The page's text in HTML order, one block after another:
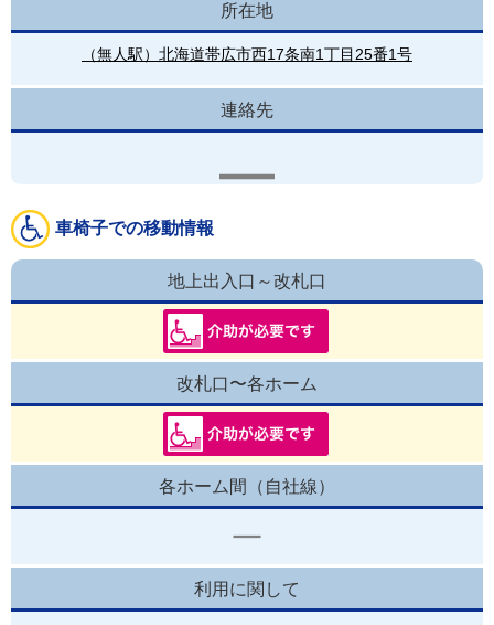
所在地
（無人駅）北海道帯広市西17条南1丁目25番1号
連絡先
車椅子での移動情報
地上出入口～改札口
改札口〜各ホーム
各ホーム間（自社線）
利用に関して